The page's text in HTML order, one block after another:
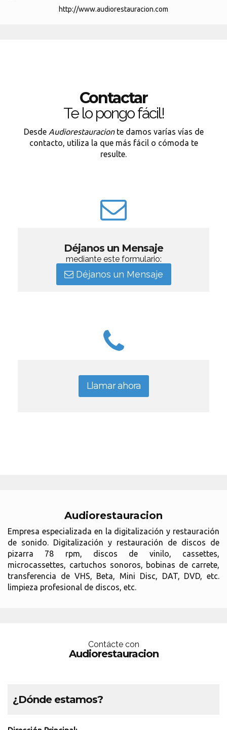
http://www.audiorestauracion.com
Contactar
Te lo pongo fácil!
Desde Audiorestauracionte damos varías vías de
contacto, utiliza la que más fácil o cómoda te
resulte.
Déjanos un Mensaje
mediante este formulario:
Déjanos un Mensaje
Llamar ahora
Audiorestauracion
Empresa especializada en la digitalización y restauración
de sonido. Digitalización y restauración de discos de
pizarra 78 rpm, discos de vinilo, cassettes,
microcassettes, cartuchos sonoros, bobinas de carrete,
transferencia de VHS, Beta, Mini Disc, DAT, DVD, etc.
limpieza profesional de discos, etc.
Contácte con
Audiorestauracion
¿Dónde estamos?